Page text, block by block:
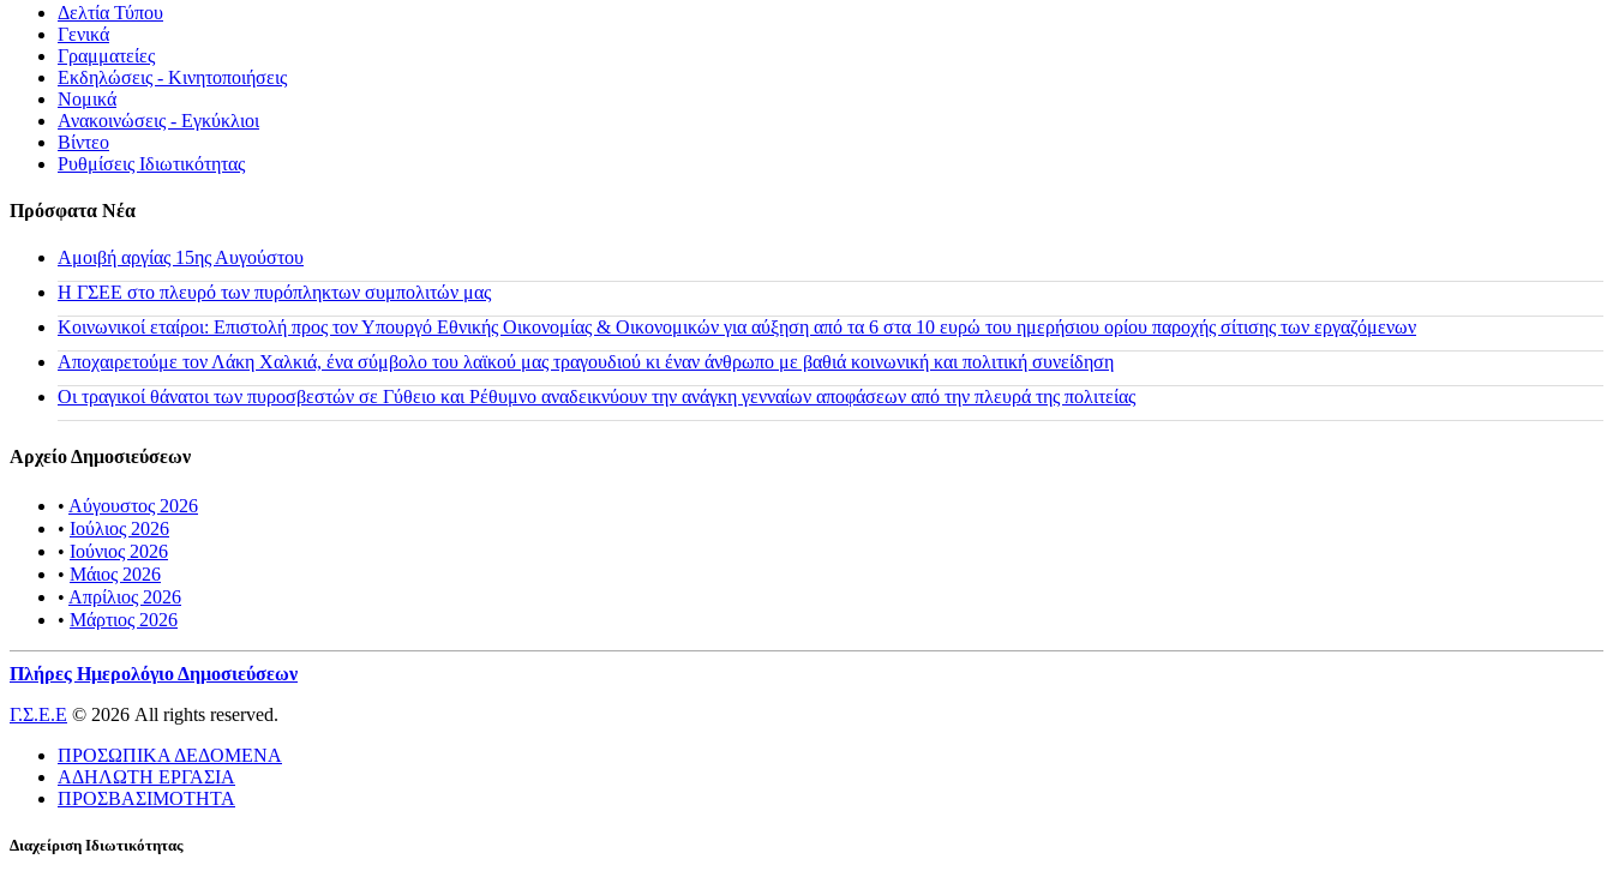
Δελτία Τύπου
Γενικά
Γραμματείες
Εκδηλώσεις - Κινητοποιήσεις
Νομικά
Ανακοινώσεις - Εγκύκλιοι
Βίντεο
Ρυθμίσεις Ιδιωτικότητας
Πρόσφατα Νέα
Αμοιβή αργίας 15ης Αυγούστου
H ΓΣΕΕ στο πλευρό των πυρόπληκτων συμπολιτών μας
Κοινωνικοί εταίροι: Επιστολή προς τον Υπουργό Εθνικής Οικονομίας & Οικονομικών για αύξηση από τα 6 στα 10 ευρώ του ημερήσιου ορίου παροχής σίτισης των εργαζόμενων
Αποχαιρετούμε τον Λάκη Χαλκιά, ένα σύμβολο του λαϊκού μας τραγουδιού κι έναν άνθρωπο με βαθιά κοινωνική και πολιτική συνείδηση
Οι τραγικοί θάνατοι των πυροσβεστών σε Γύθειο και Ρέθυμνο αναδεικνύουν την ανάγκη γενναίων αποφάσεων από την πλευρά της πολιτείας
Αρχείο Δημοσιεύσεων
• Αύγουστος 2026
• Ιούλιος 2026
• Ιούνιος 2026
• Μάιος 2026
• Απρίλιος 2026
• Μάρτιος 2026
Πλήρες Ημερολόγιο Δημοσιεύσεων
Γ.Σ.Ε.Ε © 2026 All rights reserved.
ΠΡΟΣΩΠΙΚΑ ΔΕΔΟΜΕΝΑ
ΑΔΗΛΩΤΗ ΕΡΓΑΣΙΑ
ΠΡΟΣΒΑΣΙΜΟΤΗΤΑ
Διαχείριση Ιδιωτικότητας